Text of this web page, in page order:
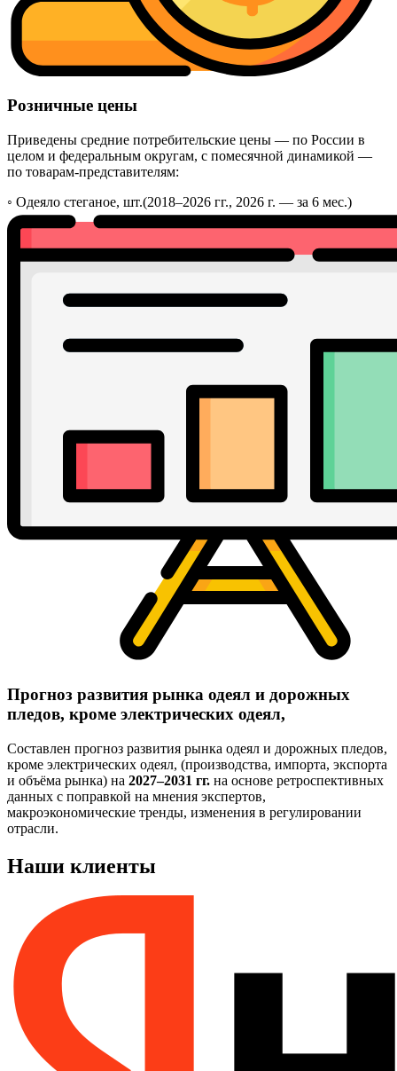
Розничные цены
Приведены средние потребительские цены — по России в
целом и федеральным округам, с помесячной динамикой —
по товарам-представителям:
◦ Одеяло стеганое, шт.(2018–2026 гг., 2026 г. — за 6 мес.)
Прогноз развития рынка одеял и дорожных
пледов, кроме электрических одеял,
Составлен прогноз развития рынка одеял и дорожных пледов,
кроме электрических одеял, (производства, импорта, экспорта
и объёма рынка) на 2027–2031 гг. на основе ретроспективных
данных с поправкой на мнения экспертов,
макроэкономические тренды, изменения в регулировании
отрасли.
Наши клиенты